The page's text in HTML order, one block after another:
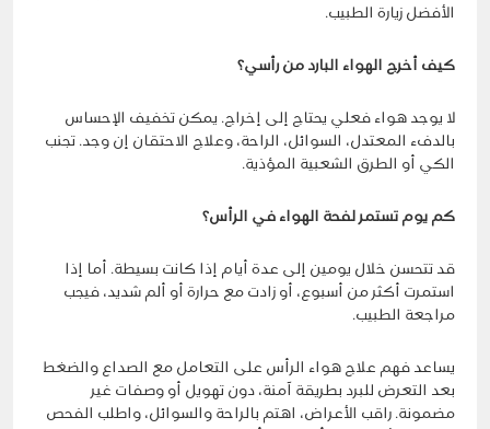
الأفضل زيارة الطبيب.
كيف أخرج الهواء البارد من رأسي؟
لا يوجد هواء فعلي يحتاج إلى إخراج. يمكن تخفيف الإحساس
بالدفء المعتدل، السوائل، الراحة، وعلاج الاحتقان إن وجد. تجنب
الكي أو الطرق الشعبية المؤذية.
كم يوم تستمر لفحة الهواء في الرأس؟
قد تتحسن خلال يومين إلى عدة أيام إذا كانت بسيطة. أما إذا
استمرت أكثر من أسبوع، أو زادت مع حرارة أو ألم شديد، فيجب
مراجعة الطبيب.
يساعد فهم علاج هواء الرأس على التعامل مع الصداع والضغط
بعد التعرض للبرد بطريقة آمنة، دون تهويل أو وصفات غير
مضمونة. راقب الأعراض، اهتم بالراحة والسوائل، واطلب الفحص